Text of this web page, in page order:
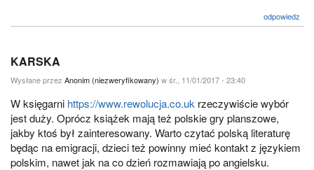
odpowiedz
KARSKA
Wysłane przez Anonim (niezweryfikowany) w śr., 11/01/2017 - 23:40
W księgarni https://www.rewolucja.co.uk rzeczywiście wybór
jest duży. Oprócz książek mają też polskie gry planszowe,
jakby ktoś był zainteresowany. Warto czytać polską literaturę
będąc na emigracji, dzieci też powinny mieć kontakt z językiem
polskim, nawet jak na co dzień rozmawiają po angielsku.